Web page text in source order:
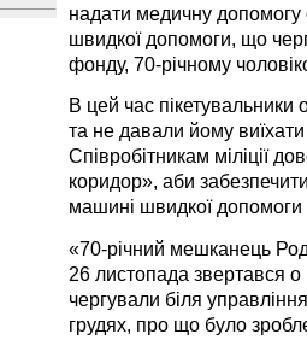
надати медичну допомогу
швидкої допомоги, що
фонду, 70-річному
В цей час
та не давали йому
Співробітникам міліції
коридор», аби
машині швидкої допомоги
«70-річний мешканець
26 листопада звертався
чергували біля
грудях, про що було